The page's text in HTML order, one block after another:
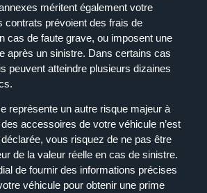
méritent également votre
contrats prévoient des frais de
cas de faute grave, ou imposent une
après un sinistre. Dans certains cas
peuvent atteindre plusieurs dizaines
représente un autre risque majeur à
accessoires de votre véhicule n’est
vous risquez de ne pas être
de la valeur réelle en cas de sinistre.
de fournir des informations précises
véhicule pour obtenir une prime